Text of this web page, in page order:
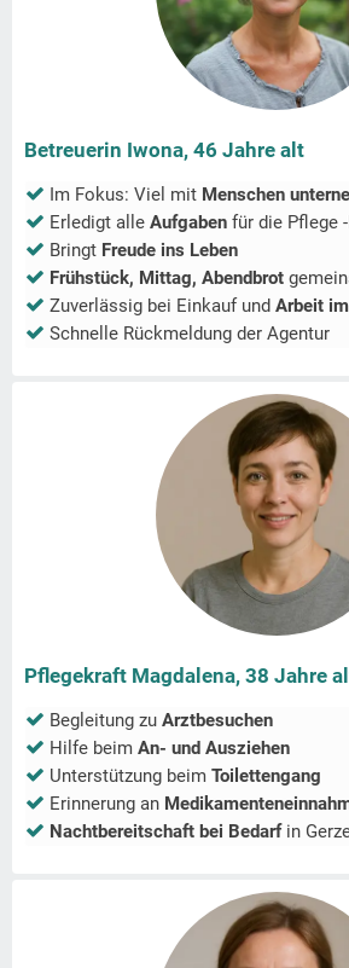
Betreuerin Iwona, 46 Jahre alt
Im Fokus: Viel mit Menschen
Erledigt alle Aufgaben für die Pflege
Bringt Freude ins Leben
Frühstück, Mittag, Abendbrot
Zuverlässig bei Einkauf und Arbeit
Schnelle Rückmeldung der Agentur
Pflegekraft Magdalena, 38 Jahre
Begleitung zu Arztbesuchen
Hilfe beim An- und Ausziehen
Unterstützung beim Toilettengang
Erinnerung an
Nachtbereitschaft bei Bedarfin